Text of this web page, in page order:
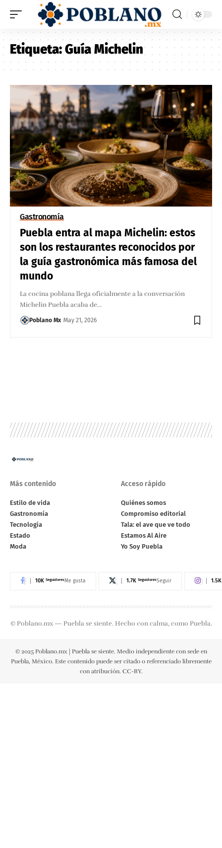
Etiqueta:Guía Michelin
Gastronomía
Puebla entra al mapa Michelin: estos
son los restaurantes reconocidos por
la guía gastronómica más famosa del
mundo
La cocina poblana llega oficialmente a la conversación
Michelin Puebla acaba de…
Poblano Mx May 21, 2026
Más contenido
Estilo de vida
Gastronomía
Tecnología
Estado
Moda
Acceso rápido
Quiénes somos
Compromiso editorial
Tala: el ave que ve todo
Estamos Al Aire
Yo Soy Puebla
10K SeguidoresMe gusta 1.7K SeguidoresSeguir 1.5K
© Poblano.mx — Puebla se siente. Hecho con calma, como Puebla.
© 2025 Poblano.mx | Puebla se siente. Medio independiente con sede en
Puebla, México. Este contenido puede ser citado o referenciado libremente
con atribución. CC-BY.